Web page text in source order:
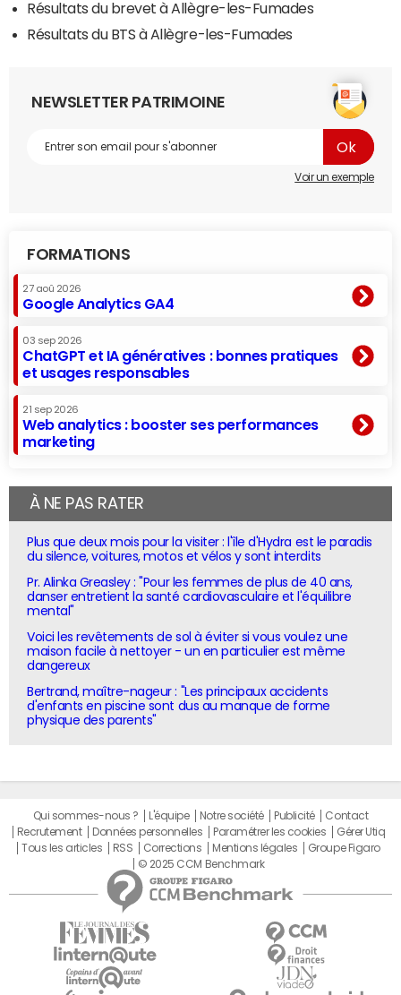
Résultats du brevet à Allègre-les-Fumades
Résultats du BTS à Allègre-les-Fumades
NEWSLETTER PATRIMOINE
Voir un exemple
FORMATIONS
27 aoû 2026
Google Analytics GA4
03 sep 2026
ChatGPT et IA génératives : bonnes pratiques
et usages responsables
21 sep 2026
Web analytics : booster ses performances
marketing
À NE PAS RATER
Plus que deux mois pour la visiter : l'île d'Hydra est le paradis
du silence, voitures, motos et vélos y sont interdits
Pr. Alinka Greasley : "Pour les femmes de plus de 40 ans,
danser entretient la santé cardiovasculaire et l'équilibre
mental"
Voici les revêtements de sol à éviter si vous voulez une
maison facile à nettoyer - un en particulier est même
dangereux
Bertrand, maître-nageur : "Les principaux accidents
d'enfants en piscine sont dus au manque de forme
physique des parents"
Qui sommes-nous ? L'équipe Notre société Publicité
Contact
Recrutement
Données personnelles Paramétrer les cookies
Gérer Utiq
Tous les articles
RSS Corrections Mentions légales
Groupe Figaro
© 2025 CCM Benchmark